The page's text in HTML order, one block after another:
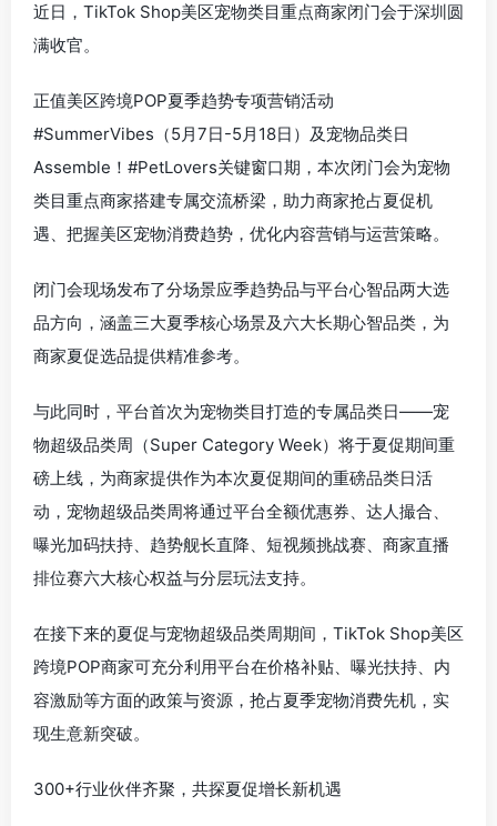
近日，TikTok Shop美区宠物类目重点商家闭门会于深圳圆
满收官。
正值美区跨境POP夏季趋势专项营销活动
#SummerVibes（5月7日-5月18日）及宠物品类日
Assemble！#PetLovers关键窗口期，本次闭门会为宠物
类目重点商家搭建专属交流桥梁，助力商家抢占夏促机
遇、把握美区宠物消费趋势，优化内容营销与运营策略。
闭门会现场发布了分场景应季趋势品与平台心智品两大选
品方向，涵盖三大夏季核心场景及六大长期心智品类，为
商家夏促选品提供精准参考。
与此同时，平台首次为宠物类目打造的专属品类日——宠
物超级品类周（Super Category Week）将于夏促期间重
磅上线，为商家提供作为本次夏促期间的重磅品类日活
动，宠物超级品类周将通过平台全额优惠券、达人撮合、
曝光加码扶持、趋势舰长直降、短视频挑战赛、商家直播
排位赛六大核心权益与分层玩法支持。
在接下来的夏促与宠物超级品类周期间，TikTok Shop美区
跨境POP商家可充分利用平台在价格补贴、曝光扶持、内
容激励等方面的政策与资源，抢占夏季宠物消费先机，实
现生意新突破。
300+行业伙伴齐聚，共探夏促增长新机遇